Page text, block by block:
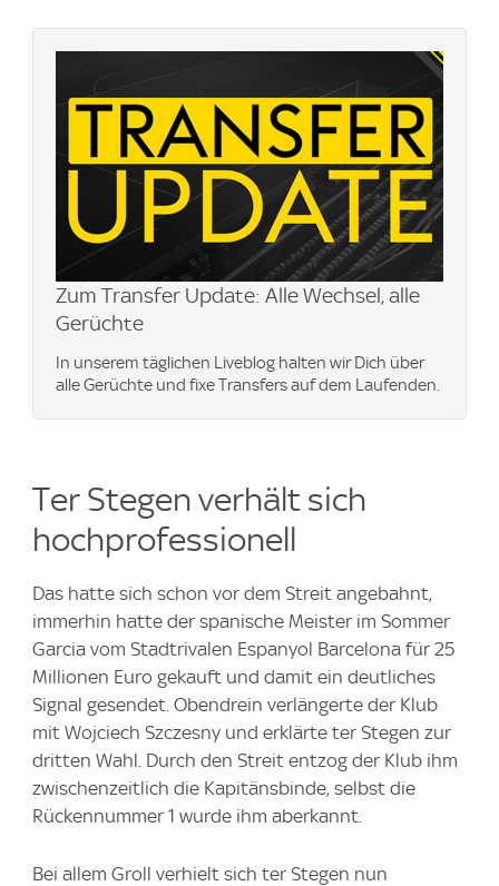
Zum Transfer Update: Alle Wechsel, alle
Gerüchte
In unserem täglichen Liveblog halten wir Dich über
alle Gerüchte und fixe Transfers auf dem Laufenden.
Ter Stegen verhält sich
hochprofessionell
Das hatte sich schon vor dem Streit angebahnt,
immerhin hatte der spanische Meister im Sommer
Garcia vom Stadtrivalen Espanyol Barcelona für 25
Millionen Euro gekauft und damit ein deutliches
Signal gesendet. Obendrein verlängerte der Klub
mit Wojciech Szczesny und erklärte ter Stegen zur
dritten Wahl. Durch den Streit entzog der Klub ihm
zwischenzeitlich die Kapitänsbinde, selbst die
Rückennummer 1 wurde ihm aberkannt.
Bei allem Groll verhielt sich ter Stegen nun